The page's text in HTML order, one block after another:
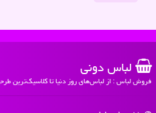
لباس دونی
فروش لباس : از لباس‌های روز دنیا تا کلاسیک‌ترین